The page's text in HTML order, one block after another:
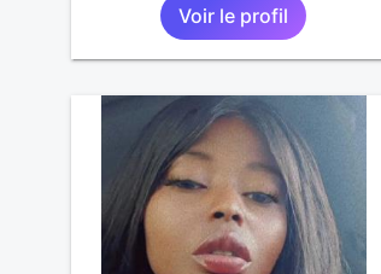
Voir le profil